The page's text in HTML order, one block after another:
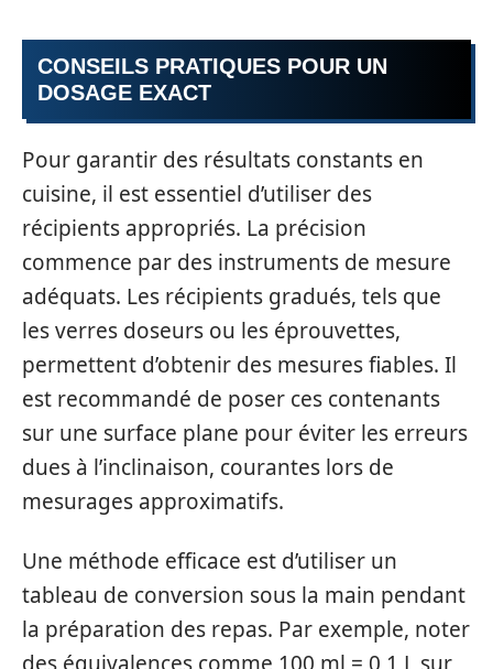
CONSEILS PRATIQUES POUR UN
DOSAGE EXACT
Pour garantir des résultats constants en
cuisine, il est essentiel d’utiliser des
récipients appropriés. La précision
commence par des instruments de mesure
adéquats. Les récipients gradués, tels que
les verres doseurs ou les éprouvettes,
permettent d’obtenir des mesures fiables. Il
est recommandé de poser ces contenants
sur une surface plane pour éviter les erreurs
dues à l’inclinaison, courantes lors de
mesurages approximatifs.
Une méthode efficace est d’utiliser un
tableau de conversion sous la main pendant
la préparation des repas. Par exemple, noter
des équivalences comme 100 ml = 0,1 L sur